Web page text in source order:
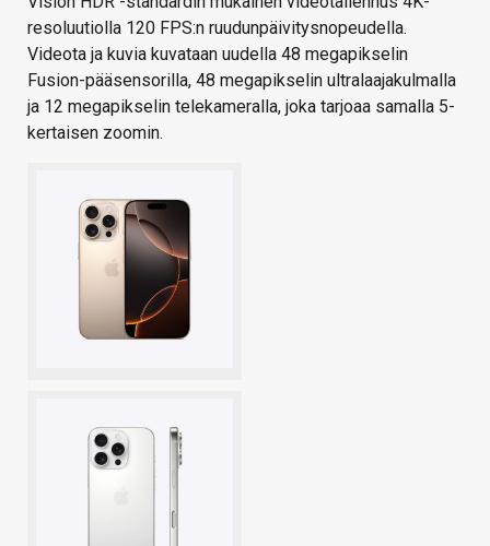
resoluutiolla 120 FPS:n ruudunpäivitysnopeudella.
Videota ja kuvia kuvataan uudella 48 megapikselin
Fusion-pääsensorilla, 48 megapikselin ultralaajakulmalla
ja 12 megapikselin telekameralla, joka tarjoaa samalla 5-
kertaisen zoomin.